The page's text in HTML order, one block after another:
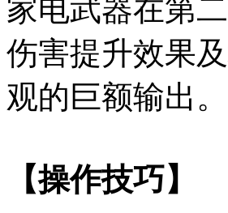
家电武器在第
伤害提升效果
观的巨额输出。
【操作技巧】